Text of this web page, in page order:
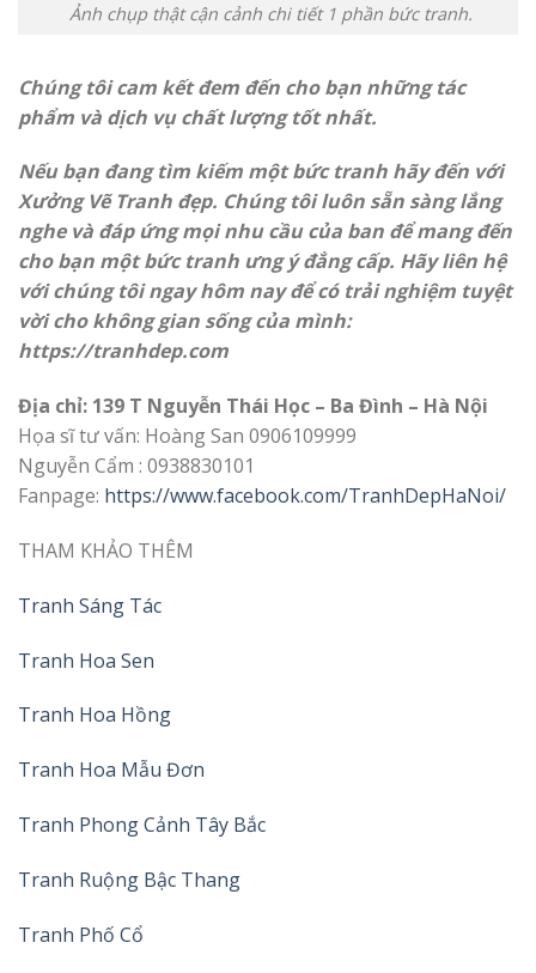
Ảnh chụp thật cận cảnh chi tiết 1 phần bức tranh.
Chúng tôi cam kết đem đến cho bạn những tác
phẩm và dịch vụ chất lượng tốt nhất.
Nếu bạn đang tìm kiếm một bức tranh hãy đến với
Xưởng Vẽ Tranh đẹp. Chúng tôi luôn sẵn sàng lắng
nghe và đáp ứng mọi nhu cầu của ban để mang đến
cho bạn một bức tranh ưng ý đẳng cấp. Hãy liên hệ
với chúng tôi ngay hôm nay để có trải nghiệm tuyệt
vời cho không gian sống của mình:
https://tranhdep.com
Địa chỉ: 139 T Nguyễn Thái Học – Ba Đình – Hà Nội
Họa sĩ tư vấn: Hoàng San 0906109999
Nguyễn Cẩm : 0938830101
Fanpage: https://www.facebook.com/TranhDepHaNoi/
THAM KHẢO THÊM
Tranh Sáng Tác
Tranh Hoa Sen
Tranh Hoa Hồng
Tranh Hoa Mẫu Đơn
Tranh Phong Cảnh Tây Bắc
Tranh Ruộng Bậc Thang
Tranh Phố Cổ